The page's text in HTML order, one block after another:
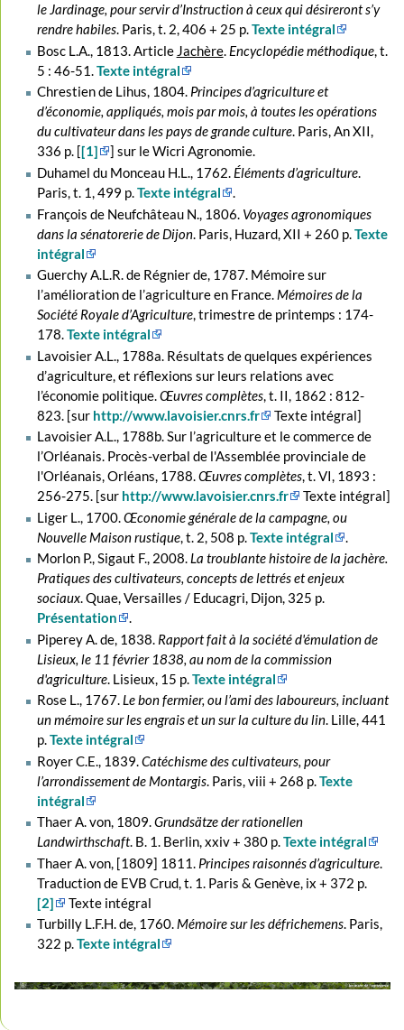
le Jardinage, pour servir d’Instruction à ceux qui désireront s’y
rendre habiles. Paris, t. 2, 406 + 25 p.Texte intégral
Bosc L.A., 1813. Article Jachère. Encyclopédie méthodique, t.
5 : 46-51.Texte intégral
Chrestien de Lihus, 1804. Principes d’agriculture et
d’économie, appliqués, mois par mois, à toutes les opérations
du cultivateur dans les pays de grande culture. Paris, An XII,
336 p. [[1]
] sur le Wicri Agronomie.
Duhamel du Monceau H.L., 1762. Éléments d’agriculture.
Paris, t. 1, 499 p.Texte intégral
.
François de Neufchâteau N., 1806. Voyages agronomiques
dans la sénatorerie de Dijon. Paris, Huzard, XII + 260 p. Texte
intégral
Guerchy A.L.R. de Régnier de, 1787. Mémoire sur
l’amélioration de l’agriculture en France. Mémoires de la
Société Royale d’Agriculture, trimestre de printemps : 174-
178.Texte intégral
Lavoisier A.L., 1788a. Résultats de quelques expériences
d’agriculture, et réflexions sur leurs relations avec
l’économie politique. Œuvres complètes, t. II, 1862 : 812-
823. [sur http://www.lavoisier.cnrs.fr
Texte intégral]
Lavoisier A.L., 1788b. Sur l’agriculture et le commerce de
l’Orléanais. Procès-verbal de l'Assemblée provinciale de
l'Orléanais, Orléans, 1788.Œuvres complètes, t. VI, 1893 :
256-275. [sur http://www.lavoisier.cnrs.fr
Texte intégral]
Liger L., 1700. Œconomie générale de la campagne, ou
Nouvelle Maison rustique, t. 2, 508 p. Texte intégral
Morlon P., Sigaut F., 2008. La troublante histoire de la jachère.
Pratiques des cultivateurs, concepts de lettrés et enjeux
sociaux. Quae, Versailles / Educagri, Dijon, 325 p.
Présentation
.
Piperey A. de, 1838. Rapport fait à la société d'émulation de
Lisieux, le 11 février 1838, au nom de la commission
d'agriculture. Lisieux, 15 p. Texte intégral
Rose L., 1767. Le bon fermier, ou l’ami des laboureurs, incluant
un mémoire sur les engrais et un sur la culture du lin. Lille, 441
p.Texte intégral
Royer C.E., 1839.Catéchisme des cultivateurs, pour
l’arrondissement de Montargis. Paris, viii + 268 p.Texte
intégral
Thaer A. von, 1809.Grundsätze der rationellen
Landwirthschaft. B. 1. Berlin, xxiv + 380 p.Texte intégral
Thaer A. von, [1809] 1811. Principes raisonnés d’agriculture.
Traduction de EVB Crud, t. 1. Paris & Genève, ix + 372 p.
[2]
Texte intégral
Turbilly L.F.H. de, 1760. Mémoire sur les défrichemens. Paris,
322 p.Texte intégral